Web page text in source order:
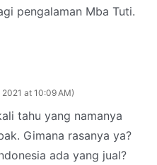
pengalaman Mba Tuti.
at 10:09 AM
tahu yang namanya
Gimana rasanya ya?
ada yang jual?